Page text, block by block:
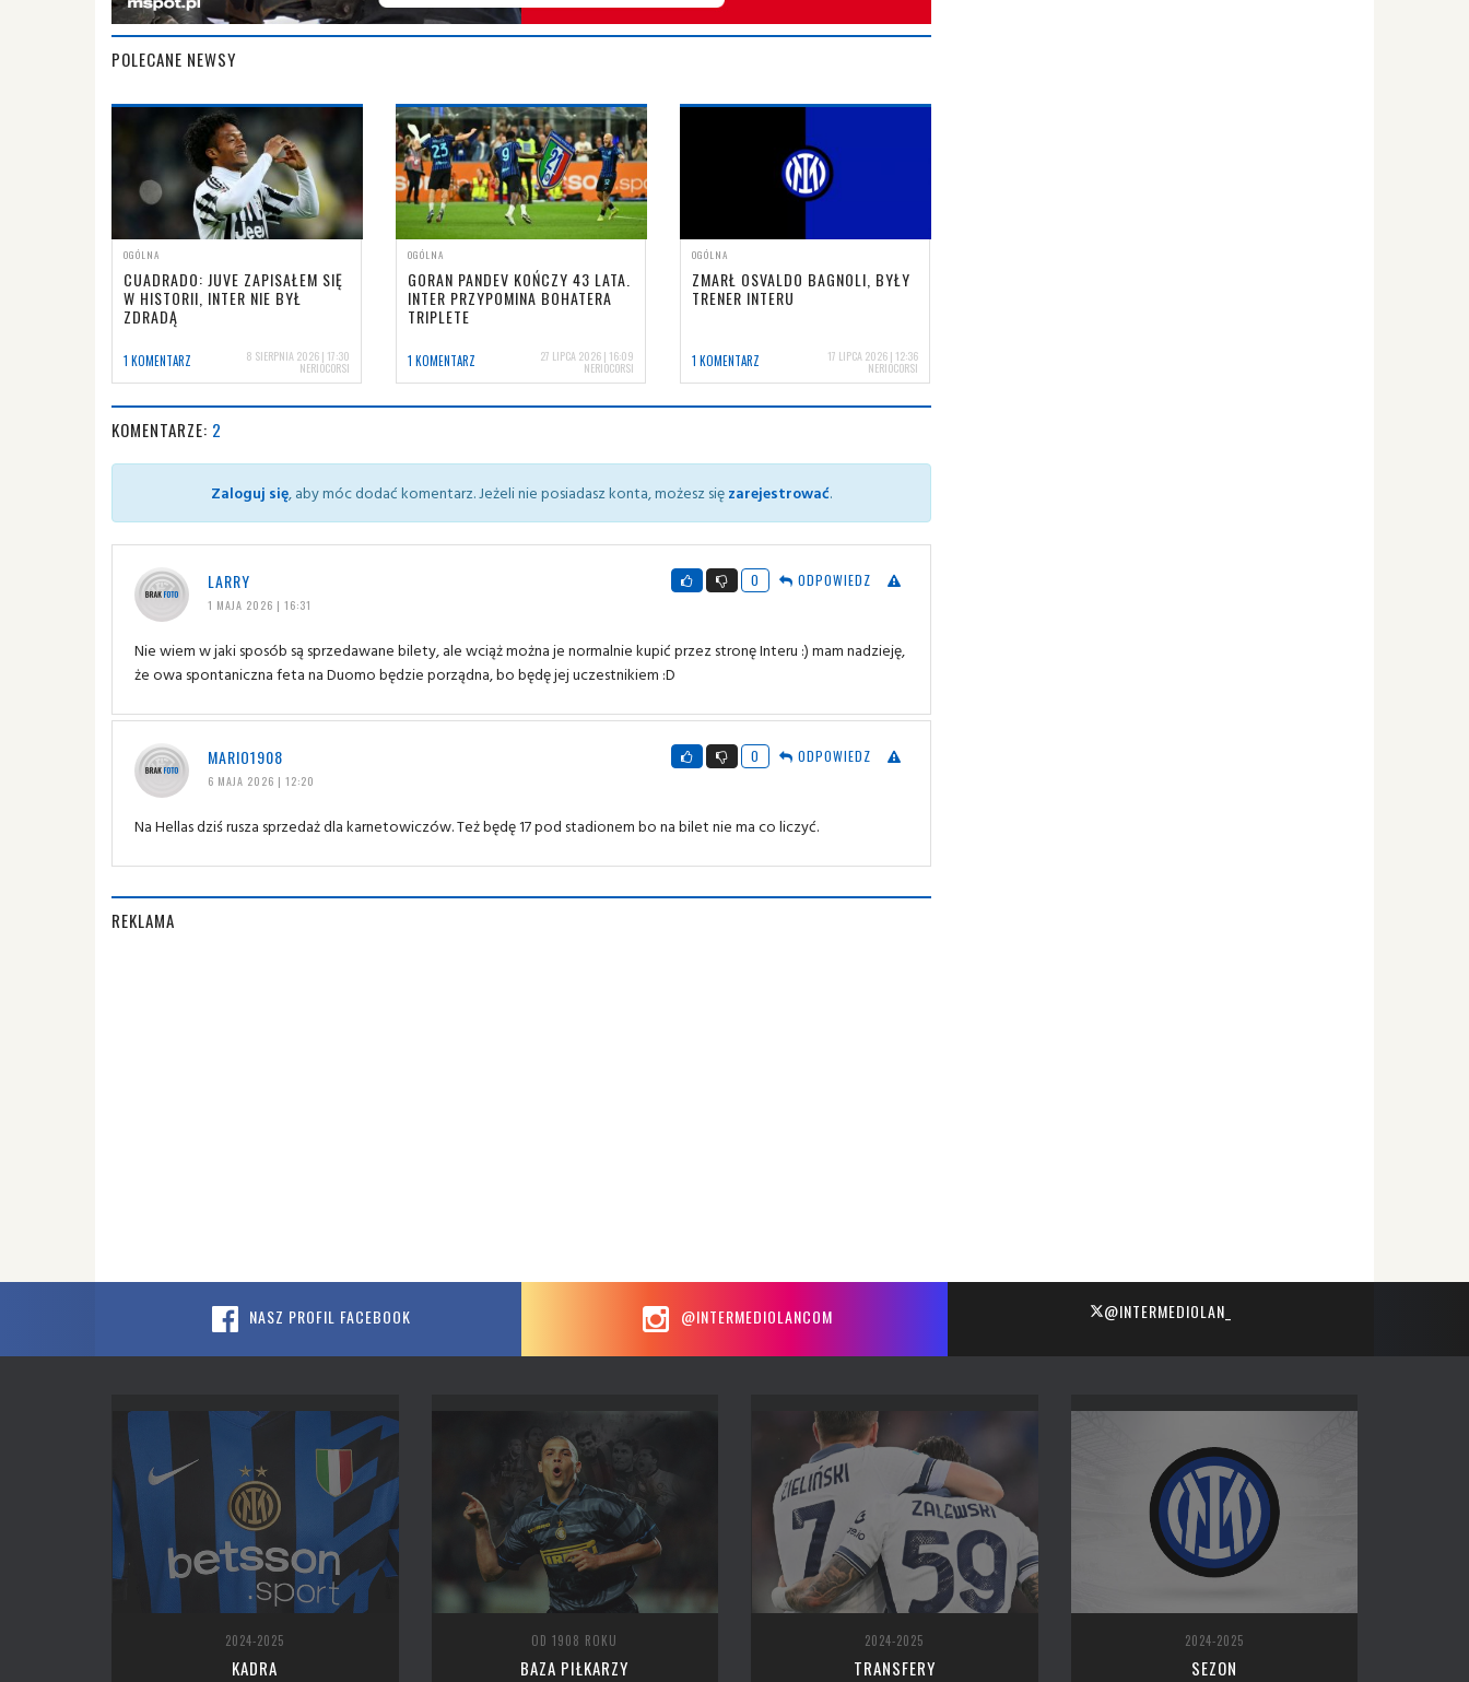
POLECANE NEWSY
OGÓLNA
CUADRADO: JUVE ZAPISAŁEM SIĘ
W HISTORII, INTER NIE BYŁ
ZDRADĄ
1 KOMENTARZ 8 SIERPNIA 2026 | 17:30
NERIOCORSI
OGÓLNA
GORAN PANDEV KOŃCZY 43 LATA.
INTER PRZYPOMINA BOHATERA
TRIPLETE
1 KOMENTARZ 27 LIPCA 2026 | 16:09
NERIOCORSI
OGÓLNA
ZMARŁ OSVALDO BAGNOLI, BYŁY
TRENER INTERU
1 KOMENTARZ 17 LIPCA 2026 | 12:36
NERIOCORSI
KOMENTARZE: 2
Zaloguj się, aby móc dodać komentarz. Jeżeli nie posiadasz konta, możesz sięzarejestrować.
LARRY
1 MAJA 2026 | 16:31
0 ODPOWIEDZ
Nie wiem w jaki sposób są sprzedawane bilety, ale wciąż można je normalnie kupić przez stronę Interu :) mam nadzieję,
że owa spontaniczna feta na Duomo będzie porządna, bo będę jej uczestnikiem :D
MARIO1908
6 MAJA 2026 | 12:20
0 ODPOWIEDZ
Na Hellas dziś rusza sprzedaż dla karnetowiczów. Też będę 17 pod stadionem bo na bilet nie ma co liczyć.
REKLAMA
NASZ PROFIL FACEBOOK @INTERMEDIOLANCOM @INTERMEDIOLAN_
2024-2025
KADRA
OD 1908 ROKU
BAZA PIŁKARZY
2024-2025
TRANSFERY
2024-2025
SEZON